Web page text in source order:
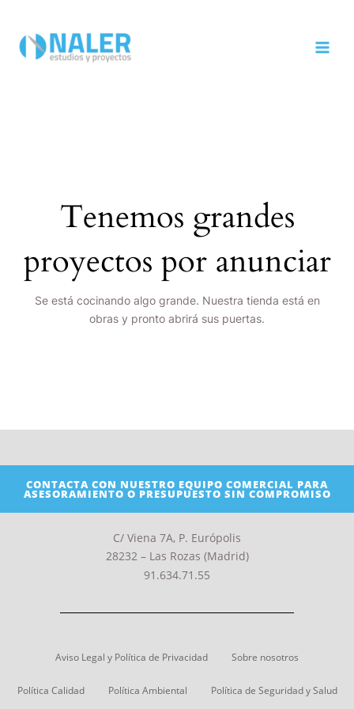
contenido
Tenemos grandes
proyectos por anunciar
Se está cocinando algo grande. Nuestra tienda está en
obras y pronto abrirá sus puertas.
CONTACTA CON NUESTRO EQUIPO COMERCIAL PARA
ASESORAMIENTO O PRESUPUESTO SIN COMPROMISO
C/ Viena 7A, P. Európolis
28232 – Las Rozas (Madrid)
91.634.71.55
Aviso Legal y Política de Privacidad Sobre nosotros
Política Calidad Política Ambiental Política de Seguridad y Salud